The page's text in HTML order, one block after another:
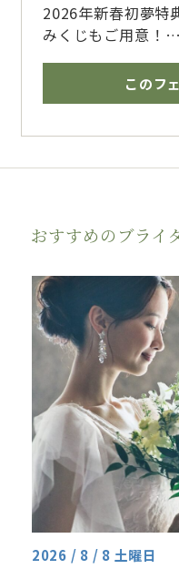
2026年新春初夢特
みくじもご用意！
短時間の相談もも
セスのご相談もお
季節に合わせた川
【成約特典】
☆新春フェア限定
最大150万円特典
・帰省カップルさ
・両家控室料・親
・チャペル挙式料
・新郎新婦様の結
・前撮り特典 な
このフ
おすすめのブライ
2026 / 8 / 8 土曜日